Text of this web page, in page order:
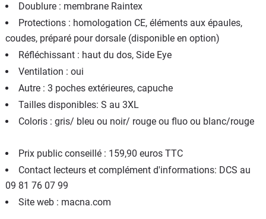
Doublure : membrane Raintex
Protections : homologation CE, éléments aux épaules,
coudes, préparé pour dorsale (disponible en option)
Réfléchissant : haut du dos, Side Eye
Ventilation : oui
Autre : 3 poches extérieures, capuche
Tailles disponibles: S au 3XL
Coloris : gris/ bleu ou noir/ rouge ou fluo ou blanc/rouge
Prix public conseillé : 159,90 euros TTC
Contact lecteurs et complément d'informations: DCS au
09 81 76 07 99
Site web : macna.com